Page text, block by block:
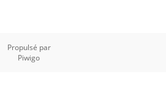
Propulsé par
Piwigo